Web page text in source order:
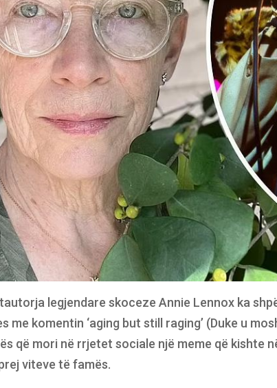
legjendare skoceze Annie Lennox ka
me komentin ‘aging but still raging’ (Duke u
që mori në rrjetet sociale një meme që kishte
viteve të famës.